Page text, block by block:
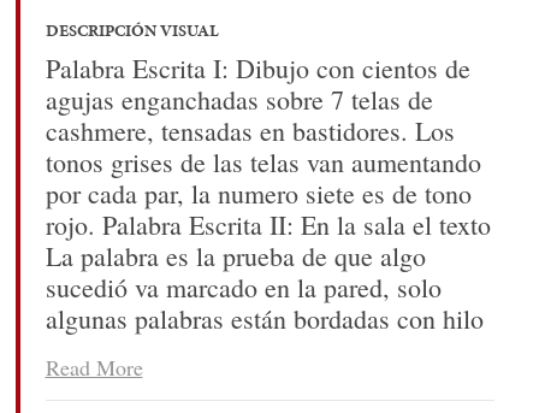
DESCRIPCIÓN VISUAL
Palabra Escrita I: Dibujo con cientos de
agujas enganchadas sobre 7 telas de
cashmere, tensadas en bastidores. Los
tonos grises de las telas van aumentando
por cada par, la numero siete es de tono
rojo. Palabra Escrita II: En la sala el texto
La palabra es la prueba de que algo
sucedió va marcado en la pared, solo
algunas palabras están bordadas con hilo
colgada de un hilo.
Read More